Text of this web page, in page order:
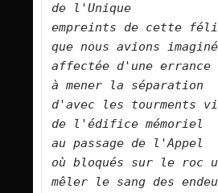
de l'Unique
empreints de cette
que nous avions
affectée d'une
à mener la séparation
d'avec les tourments
de l'édifice mémoriel
au passage de l'Appel
où bloqués sur le
mêler le sang des